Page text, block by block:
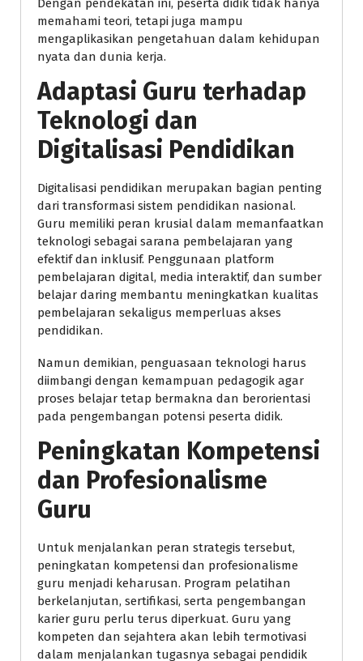
Dengan pendekatan ini, peserta didik tidak hanya
memahami teori, tetapi juga mampu
mengaplikasikan pengetahuan dalam kehidupan
nyata dan dunia kerja.
Adaptasi Guru terhadap
Teknologi dan
Digitalisasi Pendidikan
Digitalisasi pendidikan merupakan bagian penting
dari transformasi sistem pendidikan nasional.
Guru memiliki peran krusial dalam memanfaatkan
teknologi sebagai sarana pembelajaran yang
efektif dan inklusif. Penggunaan platform
pembelajaran digital, media interaktif, dan sumber
belajar daring membantu meningkatkan kualitas
pembelajaran sekaligus memperluas akses
pendidikan.
Namun demikian, penguasaan teknologi harus
diimbangi dengan kemampuan pedagogik agar
proses belajar tetap bermakna dan berorientasi
pada pengembangan potensi peserta didik.
Peningkatan Kompetensi
dan Profesionalisme
Guru
Untuk menjalankan peran strategis tersebut,
peningkatan kompetensi dan profesionalisme
guru menjadi keharusan. Program pelatihan
berkelanjutan, sertifikasi, serta pengembangan
karier guru perlu terus diperkuat. Guru yang
kompeten dan sejahtera akan lebih termotivasi
dalam menjalankan tugasnya sebagai pendidik